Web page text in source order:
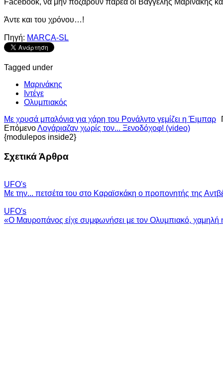
Άντε και του χρόνου…!
Πηγή: MARCA-SL
Tagged under
Μαρινάκης
Ιντέγε
Ολυμπιακός
Με χρυσά μπαλόνια για χάρη του Ρονάλντο γεμίζει η Έιμπαρ
ΕπόμενοΛογάριαζαν χωρίς τον... Ξενοδόχοφ! (video)
{modulepos inside2}
Σχετικά Άρθρα
UFO's
Με την... πετσέτα του στο Καραϊσκάκη ο προπονητής της
UFO's
«Ο Μαυροπάνος είχε συμφωνήσει με τον Ολυμπιακό,